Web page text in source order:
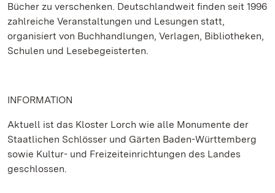
Bücher zu verschenken. Deutschlandweit finden seit 1996
zahlreiche Veranstaltungen und Lesungen statt,
organisiert von Buchhandlungen, Verlagen, Bibliotheken,
Schulen und Lesebegeisterten.
INFORMATION
Aktuell ist das Kloster Lorch wie alle Monumente der
Staatlichen Schlösser und Gärten Baden-Württemberg
sowie Kultur- und Freizeiteinrichtungen des Landes
geschlossen.